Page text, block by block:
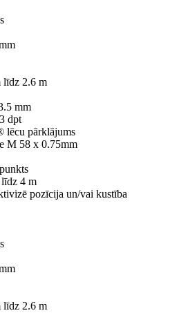
līdz 2.6 m
mm
dpt
lēcu pārklājums
M 58 x 0.75mm
4 m
pozīcija un/vai kustība
līdz 2.6 m